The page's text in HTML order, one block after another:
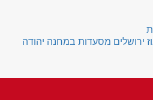
ירושלים מסעדות במחנה יהודה